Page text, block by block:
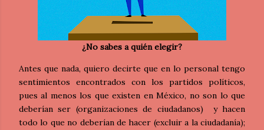
¿No sabes a quién elegir?
Antes que nada, quiero decirte que en lo personal tengo
sentimientos encontrados con los partidos políticos,
pues al menos los que existen en México, no son lo que
deberían ser (organizaciones de ciudadanos) y hacen
todo lo que no deberían de hacer (excluir a la ciudadanía);